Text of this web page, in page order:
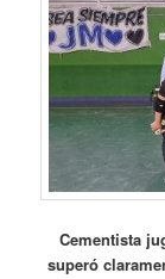
Cementista
superó